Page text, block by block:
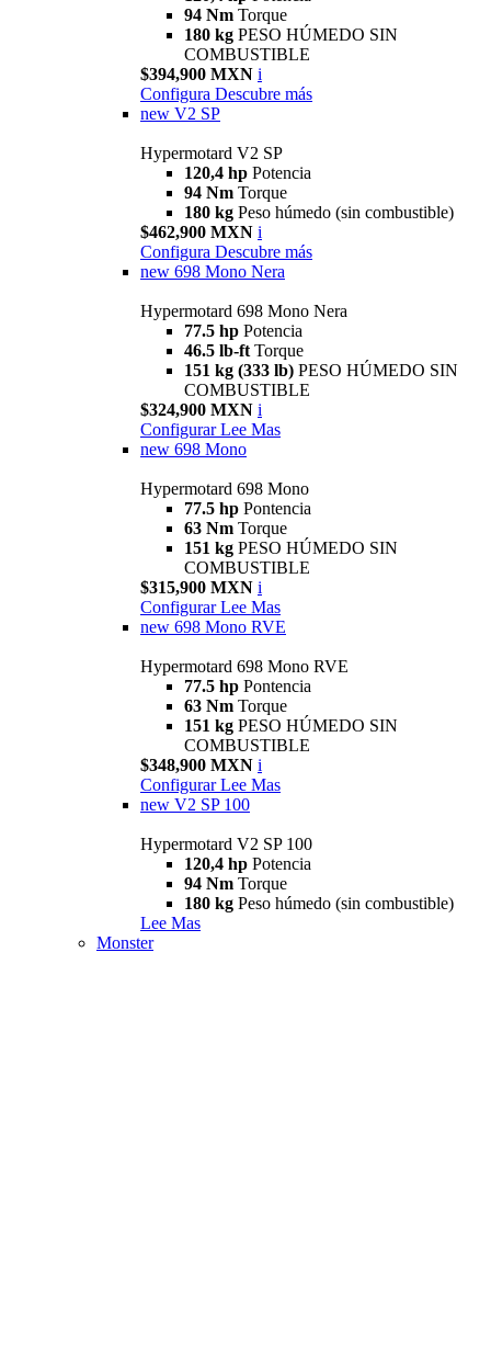
94 Nm Torque
180 kg PESO HÚMEDO SIN
COMBUSTIBLE
$394,900 MXN i
Configura Descubre más
new V2 SP
Hypermotard V2 SP
120,4 hp Potencia
94 Nm Torque
180 kg Peso húmedo (sin combustible)
$462,900 MXN i
Configura Descubre más
new 698 Mono Nera
Hypermotard 698 Mono Nera
77.5 hp Potencia
46.5 lb-ft Torque
151 kg (333 lb) PESO HÚMEDO SIN
COMBUSTIBLE
$324,900 MXN i
Configurar Lee Mas
new 698 Mono
Hypermotard 698 Mono
77.5 hp Pontencia
63 Nm Torque
151 kg PESO HÚMEDO SIN
COMBUSTIBLE
$315,900 MXN i
Configurar Lee Mas
new 698 Mono RVE
Hypermotard 698 Mono RVE
77.5 hp Pontencia
63 Nm Torque
151 kg PESO HÚMEDO SIN
COMBUSTIBLE
$348,900 MXN i
Configurar Lee Mas
new V2 SP 100
Hypermotard V2 SP 100
120,4 hp Potencia
94 Nm Torque
180 kg Peso húmedo (sin combustible)
Lee Mas
Monster